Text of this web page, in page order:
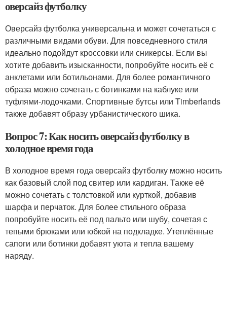
оверсайз футболку
Оверсайз футболка универсальна и может сочетаться с
различными видами обуви. Для повседневного стиля
идеально подойдут кроссовки или сникерсы. Если вы
хотите добавить изысканности, попробуйте носить её с
анклетами или ботильонами. Для более романтичного
образа можно сочетать с ботинками на каблуке или
туфлями-лодочками. Спортивные бутсы или Timberlands
также добавят образу урбанистического шика.
Вопрос 7: Как носить оверсайз футболку в
холодное время года
В холодное время года оверсайз футболку можно носить
как базовый слой под свитер или кардиган. Также её
можно сочетать с толстовкой или курткой, добавив
шарфа и перчаток. Для более стильного образа
попробуйте носить её под пальто или шубу, сочетая с
тепыми брюками или юбкой на подкладке. Утеплённые
сапоги или ботинки добавят уюта и тепла вашему
наряду.